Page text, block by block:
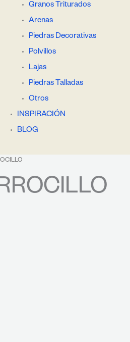
Granos Triturados
Arenas
Piedras Decorativas
Polvillos
Lajas
Piedras Talladas
Otros
INSPIRACIÓN
BLOG